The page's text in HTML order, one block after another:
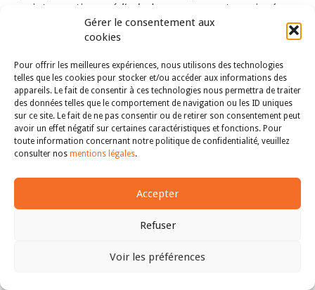
Gérer le consentement aux
cookies
Pour offrir les meilleures expériences, nous utilisons des technologies
telles que les cookies pour stocker et/ou accéder aux informations des
appareils. Le fait de consentir à ces technologies nous permettra de traiter
des données telles que le comportement de navigation ou les ID uniques
sur ce site. Le fait de ne pas consentir ou de retirer son consentement peut
avoir un effet négatif sur certaines caractéristiques et fonctions. Pour
toute information concernant notre politique de confidentialité, veuillez
consulter nos mentions légales.
Accepter
Refuser
Voir les préférences
une interruption
médicale
de grossesse est une ingérence
dans le droit à la protection de l’intégrité physique et
mentale des femmes (dans le droit à la santé de ces
demeurer en deçà des garanties (déjà minces[43]
esquissées par l’arrêtTysiac. Elle continue à nier
l’existence d’un lien intrinsèque, pourtant largement
établi par la théorie politique[44]ou la philosophie
morale féministes[45], entre « interdiction de
l’avortement » et « atteinte à l’intégrité physique ».
l’article 3 de la Convention le montre. Sur ce point, elle
rappelle qu’il est de jurisprudence constante que
de gravité ». Or, si la Cour européenne reconnaît que se
psychologiquement pour les femmes, et, avec elle, la